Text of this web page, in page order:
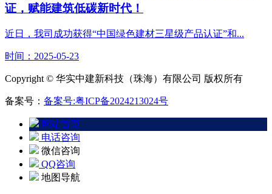
证，赋能建筑低碳新时代！
近日，我司成功获得“中国绿色建材三星级产品认证”和...
时间：2025-05-23
Copyright © 华实中建新科技（珠海）有限公司 版权所有
备案号： 备案号:粤ICP备2024213024号
网站首页
电话咨询
微信咨询
QQ咨询
地图导航